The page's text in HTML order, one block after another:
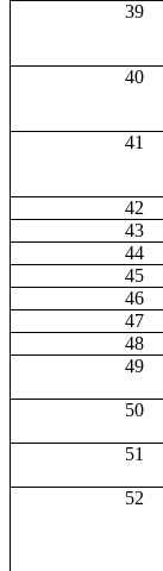
39
40
41
42
43
44
45
46
47
48
49
50
51
52